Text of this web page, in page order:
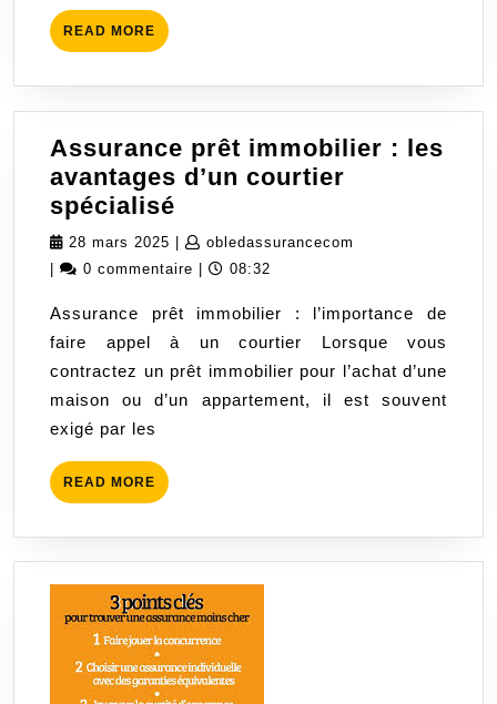
READ MORE READ
MORE
Assurance prêt immobilier : les
avantages d’un courtier
spécialisé
prêt
immobilier
les
avantages
d’un
courtier
28 mars 2025 28
mars
| obledassurancecom
|
0 commentaire | 08:32
Assurance prêt immobilier : l’importance de
faire appel à un courtier Lorsque vous
contractez un prêt immobilier pour l’achat d’une
maison ou d’un appartement, il est souvent
exigé par les
READ MORE READ
MORE